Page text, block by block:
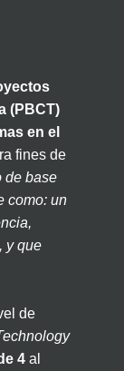
(PBCT)
en el
fines de
de base
como: un
y que
de
4 al